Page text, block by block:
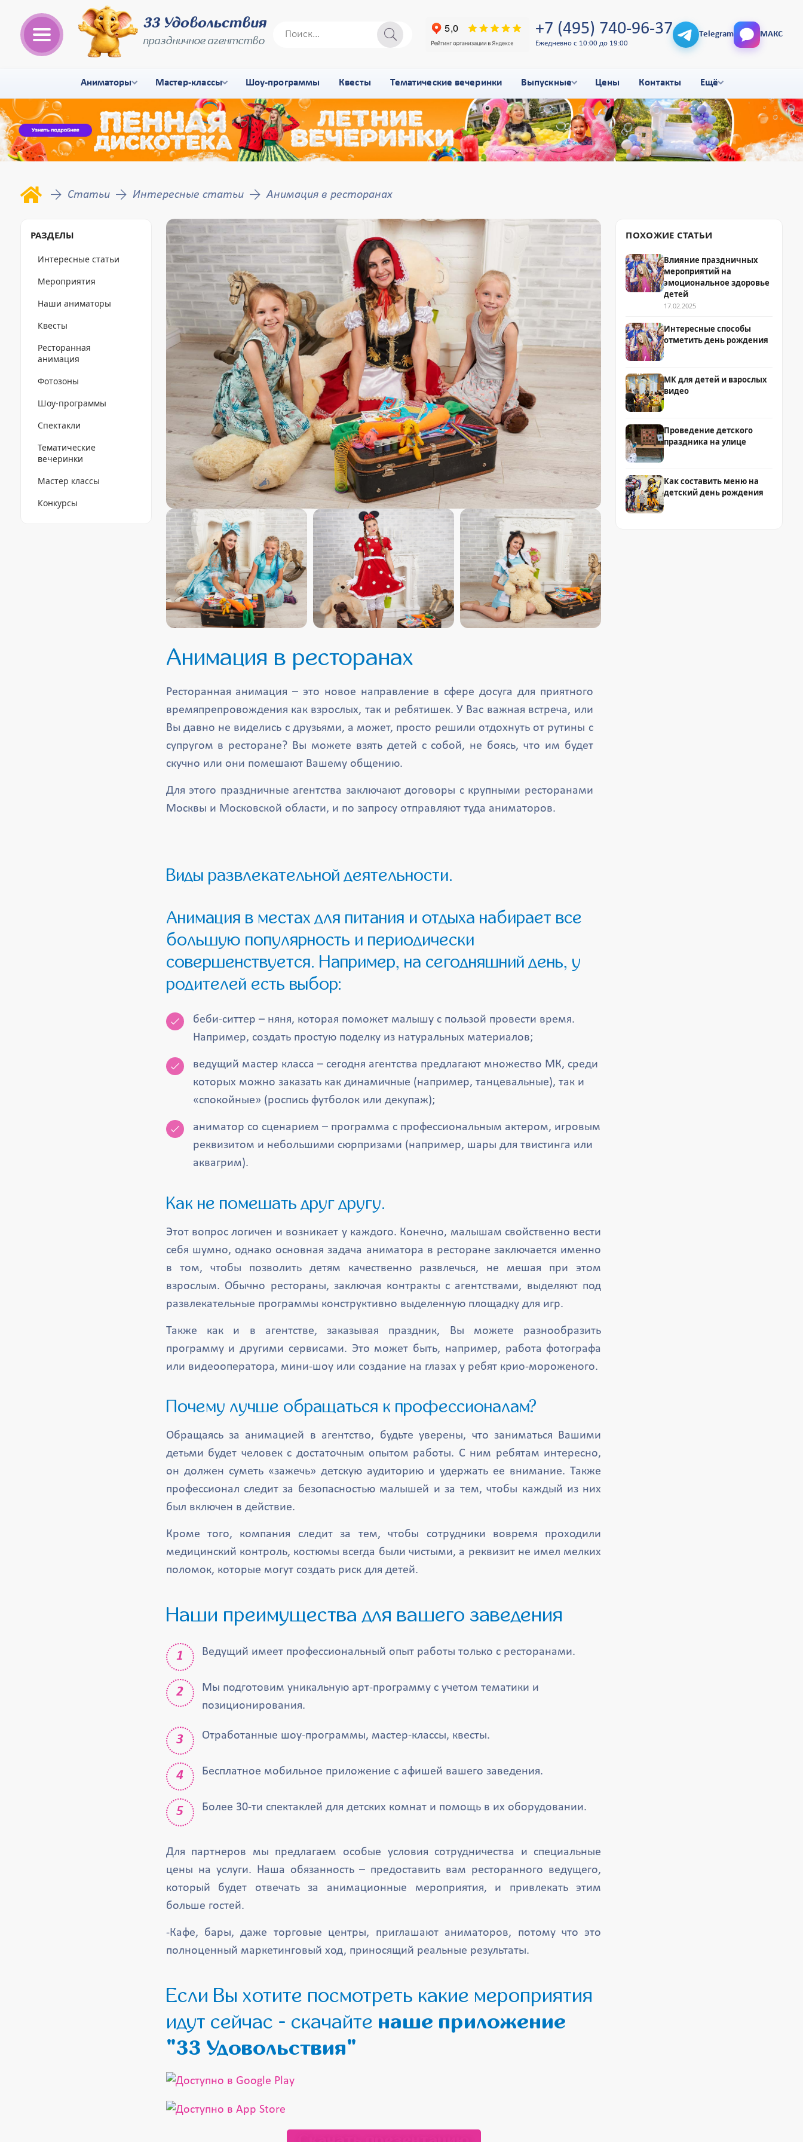
33 Удовольствия
праздничное агентство
+7 (495) 740-96-37
Ежедневно с 10:00 до 19:00
Telegram МАКС
Аниматоры Мастер-классы Шоу-программы Квесты Тематические вечеринки Выпускные Цены Контакты Ещё
Статьи Интересные статьи Анимация в ресторанах
РАЗДЕЛЫ
Интересные статьи
Мероприятия
Наши аниматоры
Квесты
Ресторанная
анимация
Фотозоны
Шоу-программы
Спектакли
Тематические
вечеринки
Мастер классы
Конкурсы
Анимация в ресторанах
Ресторанная анимация – это новое направление в сфере досуга для приятного
времяпрепровождения как взрослых, так и ребятишек. У Вас важная встреча, или
Вы давно не виделись с друзьями, а может, просто решили отдохнуть от рутины с
супругом в ресторане? Вы можете взять детей с собой, не боясь, что им будет
скучно или они помешают Вашему общению.
Для этого праздничные агентства заключают договоры с крупными ресторанами
Москвы и Московской области, и по запросу отправляют туда аниматоров.
Виды развлекательной деятельности.
Анимация в местах для питания и отдыха набирает все
большую популярность и периодически
совершенствуется. Например, на сегодняшний день, у
родителей есть выбор:
беби-ситтер – няня, которая поможет малышу с пользой провести время.
Например, создать простую поделку из натуральных материалов;
ведущий мастер класса – сегодня агентства предлагают множество МК, среди
которых можно заказать как динамичные (например, танцевальные), так и
«спокойные» (роспись футболок или декупаж);
аниматор со сценарием – программа с профессиональным актером, игровым
реквизитом и небольшими сюрпризами (например, шары для твистинга или
аквагрим).
Как не помешать друг другу.
Этот вопрос логичен и возникает у каждого. Конечно, малышам свойственно вести
себя шумно, однако основная задача аниматора в ресторане заключается именно
в том, чтобы позволить детям качественно развлечься, не мешая при этом
взрослым. Обычно рестораны, заключая контракты с агентствами, выделяют под
развлекательные программы конструктивно выделенную площадку для игр.
Также как и в агентстве, заказывая праздник, Вы можете разнообразить
программу и другими сервисами. Это может быть, например, работа фотографа
или видеооператора, мини-шоу или создание на глазах у ребят крио-мороженого.
Почему лучше обращаться к профессионалам?
Обращаясь за анимацией в агентство, будьте уверены, что заниматься Вашими
детьми будет человек с достаточным опытом работы. С ним ребятам интересно,
он должен суметь «зажечь» детскую аудиторию и удержать ее внимание. Также
профессионал следит за безопасностью малышей и за тем, чтобы каждый из них
был включен в действие.
Кроме того, компания следит за тем, чтобы сотрудники вовремя проходили
медицинский контроль, костюмы всегда были чистыми, а реквизит не имел мелких
поломок, которые могут создать риск для детей.
Наши преимущества для вашего заведения
Ведущий имеет профессиональный опыт работы только с ресторанами.
Мы подготовим уникальную арт-программу с учетом тематики и
позиционирования.
Отработанные шоу-программы, мастер-классы, квесты.
Бесплатное мобильное приложение с афишей вашего заведения.
Более 30-ти спектаклей для детских комнат и помощь в их оборудовании.
Для партнеров мы предлагаем особые условия сотрудничества и специальные
цены на услуги. Наша обязанность – предоставить вам ресторанного ведущего,
который будет отвечать за анимационные мероприятия, и привлекать этим
больше гостей.
-Кафе, бары, даже торговые центры, приглашают аниматоров, потому что это
полноценный маркетинговый ход, приносящий реальные результаты.
Если Вы хотите посмотреть какие мероприятия
идут сейчас - скачайте наше приложение
"33 Удовольствия"
ПОХОЖИЕ СТАТЬИ
Влияние праздничных
мероприятий на
эмоциональное здоровье
детей
17.02.2025
Интересные способы
отметить день рождения
МК для детей и взрослых
видео
Проведение детского
праздника на улице
Как составить меню на
детский день рождения